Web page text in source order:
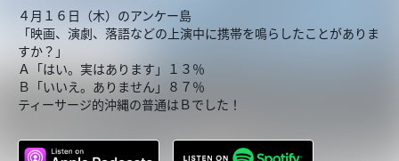
４月１６日（木）のアンケー島
「映画、演劇、落語などの上演中に携帯を鳴らしたことがありま
すか？」
Ａ「はい。実はあります」１３％
Ｂ「いいえ。ありません」８７％
ティーサージ的沖縄の普通はＢでした！